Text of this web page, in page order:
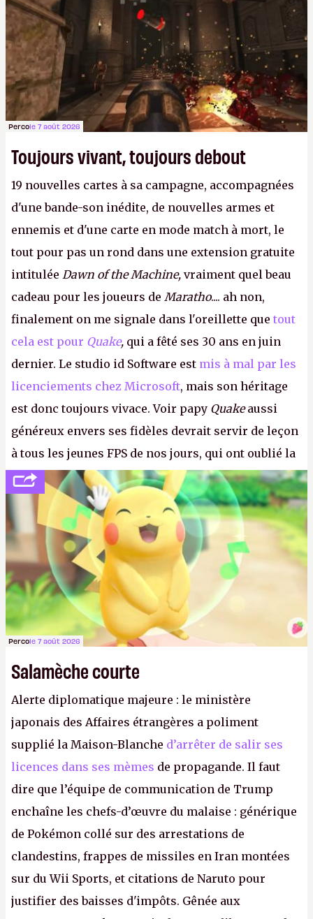
Percole 7 août 2026
Toujours vivant, toujours debout
19 nouvelles cartes à sa campagne, accompagnées
d'une bande-son inédite, de nouvelles armes et
ennemis et d'une carte en mode match à mort, le
tout pour pas un rond dans une extension gratuite
intitulée Dawn of the Machine, vraiment quel beau
cadeau pour les joueurs de Maratho.... ah non,
finalement on me signale dans l'oreillette que tout
cela est pour Quake, qui a fêté ses 30 ans en juin
dernier. Le studio id Software est mis à mal par les
licenciements chez Microsoft, mais son héritage
est donc toujours vivace. Voir papy Quakeaussi
généreux envers ses fidèles devrait servir de leçon
à tous les jeunes FPS de nos jours, qui ont oublié la
politesse et le respect envers leurs joueurs et les
anciens. Il leur faudrait une bonne guerre des
consoles à ces petits cons !
Percole 7 août 2026
Salamèche courte
Alerte diplomatique majeure : le ministère
japonais des Affaires étrangères a poliment
supplié la Maison-Blanche d’arrêter de salir ses
licences dans ses mèmes de propagande. Il faut
dire que l’équipe de communication de Trump
enchaîne les chefs-d’œuvre du malaise : générique
de Pokémon collé sur des arrestations de
clandestins, frappes de missiles en Iran montées
sur du Wii Sports, et citations de Naruto pour
justifier des baisses d'impôts. Gênée aux